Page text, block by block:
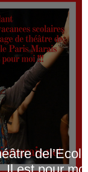
? 🎁(Pour
de
théâtre,
musicale,